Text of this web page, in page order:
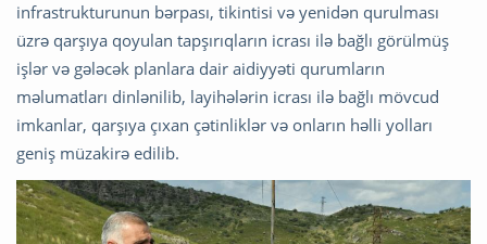
infrastrukturunun bərpası, tikintisi və yenidən qurulması
üzrə qarşıya qoyulan tapşırıqların icrası ilə bağlı görülmüş
işlər və gələcək planlara dair aidiyyəti qurumların
məlumatları dinlənilib, layihələrin icrası ilə bağlı mövcud
imkanlar, qarşıya çıxan çətinliklər və onların həlli yolları
geniş müzakirə edilib.